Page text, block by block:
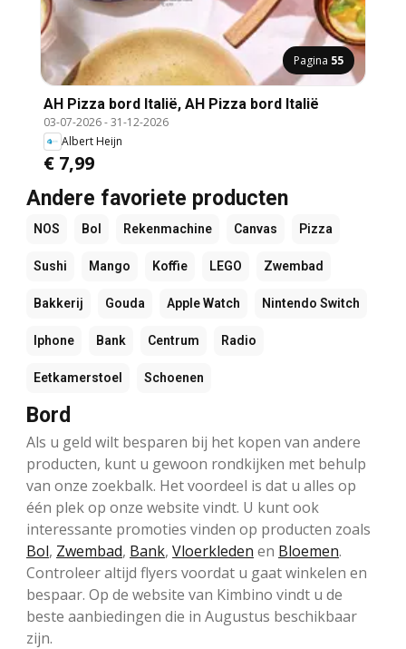
Pagina 55
AH Pizza bord Italië, AH Pizza bord Italië
03-07-2026-31-12-2026
Albert Heijn
€ 7,99
Andere favoriete producten
NOS Bol Rekenmachine Canvas Pizza
Sushi Mango Koffie LEGO Zwembad
Bakkerij Gouda Apple Watch Nintendo Switch
Iphone Bank Centrum Radio
Eetkamerstoel Schoenen
Bord
Als u geld wilt besparen bij het kopen van andere
producten, kunt u gewoon rondkijken met behulp
van onze zoekbalk. Het voordeel is dat u alles op
één plek op onze website vindt. U kunt ook
interessante promoties vinden op producten zoals
Bol, Zwembad, Bank, Vloerkleden en Bloemen.
Controleer altijd flyers voordat u gaat winkelen en
bespaar. Op de website van Kimbino vindt u de
beste aanbiedingen die in Augustus beschikbaar
zijn.